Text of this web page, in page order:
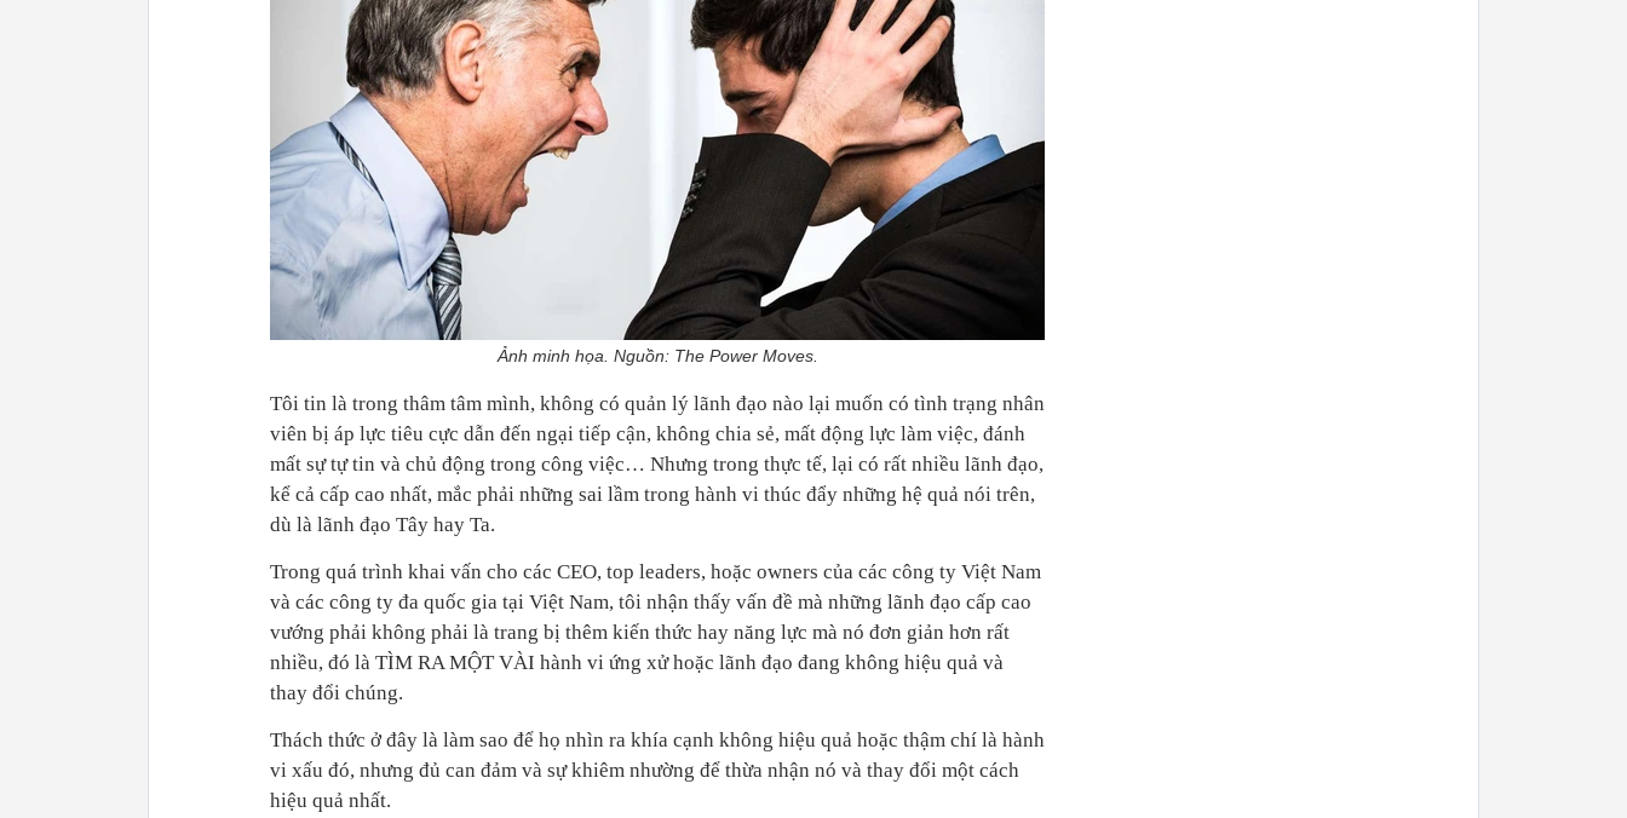
Ảnh minh họa. Nguồn: The Power Moves.
Tôi tin là trong thâm tâm mình, không có quản lý lãnh đạo nào lại muốn có tình trạng nhân
viên bị áp lực tiêu cực dẫn đến ngại tiếp cận, không chia sẻ, mất động lực làm việc, đánh
mất sự tự tin và chủ động trong công việc… Nhưng trong thực tế, lại có rất nhiều lãnh đạo,
kể cả cấp cao nhất, mắc phải những sai lầm trong hành vi thúc đẩy những hệ quả nói trên,
dù là lãnh đạo Tây hay Ta.
Trong quá trình khai vấn cho các CEO, top leaders, hoặc owners của các công ty Việt Nam
và các công ty đa quốc gia tại Việt Nam, tôi nhận thấy vấn đề mà những lãnh đạo cấp cao
vướng phải không phải là trang bị thêm kiến thức hay năng lực mà nó đơn giản hơn rất
nhiều, đó là TÌM RA MỘT VÀI hành vi ứng xử hoặc lãnh đạo đang không hiệu quả và
thay đổi chúng.
Thách thức ở đây là làm sao để họ nhìn ra khía cạnh không hiệu quả hoặc thậm chí là hành
vi xấu đó, nhưng đủ can đảm và sự khiêm nhường để thừa nhận nó và thay đổi một cách
hiệu quả nhất.